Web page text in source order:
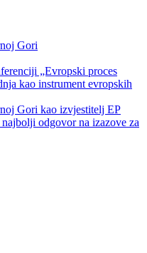
Gori
„Evropski proces
kao instrument evropskih
Gori kao izvjestitelj EP
odgovor na izazove za